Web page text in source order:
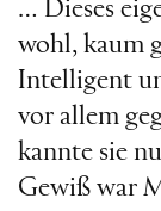
… Dieses
wohl, kaum
Intelligent
vor allem
kannte sie
Gewiß war